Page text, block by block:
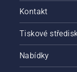
Kontakt
Tiskové
Nabídky